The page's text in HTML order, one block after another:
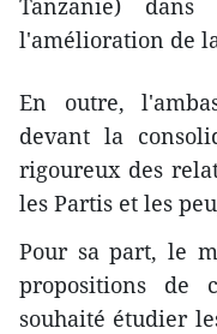
l'amélioration de
En outre,
devant la
rigoureux des
les Partis et les
Pour sa part, le
propositions de
souhaité étudier